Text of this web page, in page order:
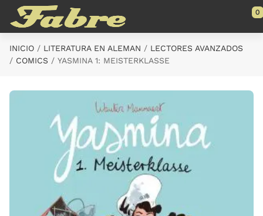
Saltar al contenido principal
0
INICIO LITERATURA EN ALEMAN
LECTORES AVANZADOS
COMICS
YASMINA 1: MEISTERKLASSE